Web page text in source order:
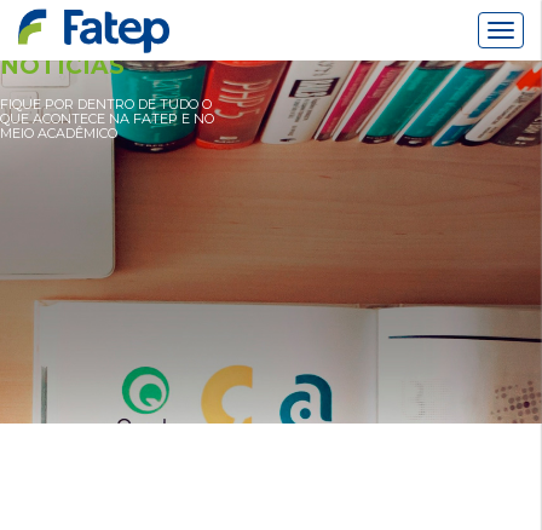
NOTÍCIAS
FIQUE POR DENTRO DE TUDO O
QUE ACONTECE NA FATEP E NO
MEIO ACADÊMICO